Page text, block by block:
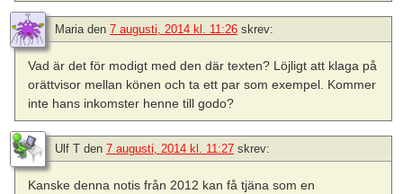
Mariaden 7 augusti, 2014 kl. 11:26 skrev:
Vad är det för modigt med den där texten? Löjligt att klaga på
orättvisor mellan könen och ta ett par som exempel. Kommer
inte hans inkomster henne till godo?
Ulf T den 7 augusti, 2014 kl. 11:27 skrev:
Kanske denna notis från 2012 kan få tjäna som en